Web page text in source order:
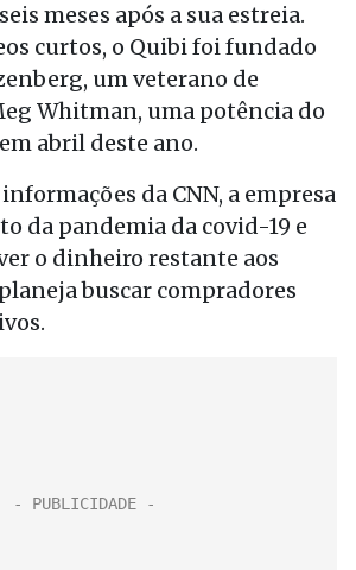
meses após a sua estreia.
curtos, o Quibi foi fundado
um veterano de
Whitman, uma potência do
abril deste ano.
da CNN, a empresa
da pandemia da covid-19 e
o dinheiro restante aos
buscar compradores